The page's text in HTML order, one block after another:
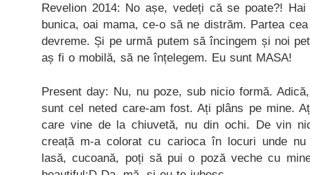
Revelion 2014: No așe, vedeți că se poate?!
bunica, oai mama, ce-o să ne distrăm. Partea
devreme. Și pe urmă putem să încingem și noi
aș fi o mobilă, să ne înțelegem. Eu sunt MASA!
Present day: Nu, nu poze, sub nicio formă.
sunt cel neted care-am fost. Ați plâns pe mine.
care vine de la chiuvetă, nu din ochi. De vin
creață m-a colorat cu carioca în locuri unde
lasă, cucoană, poți să pui o poză veche cu